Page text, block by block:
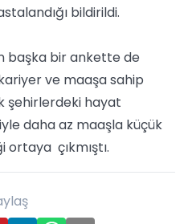
bildirildi.
başka bir ankette de
ve maaşa sahip
şehirlerdeki hayat
daha az maaşla küçük
çıkmıştı.